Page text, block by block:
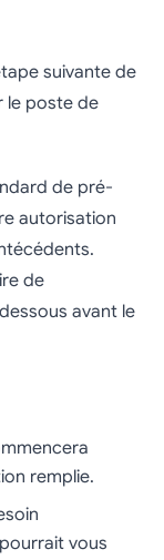
suivante de
le poste de
de pré-
autorisation
de
avant le
remplie.
vous